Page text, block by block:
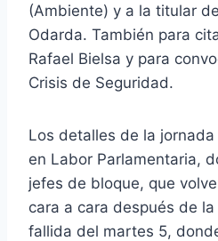
(Ambiente) y a la titular
Odarda. También para
Rafael Bielsa y para
Crisis de Seguridad.
Los detalles de la jornada
en Labor Parlamentaria,
jefes de bloque, que
cara a cara después de
fallida del martes 5,